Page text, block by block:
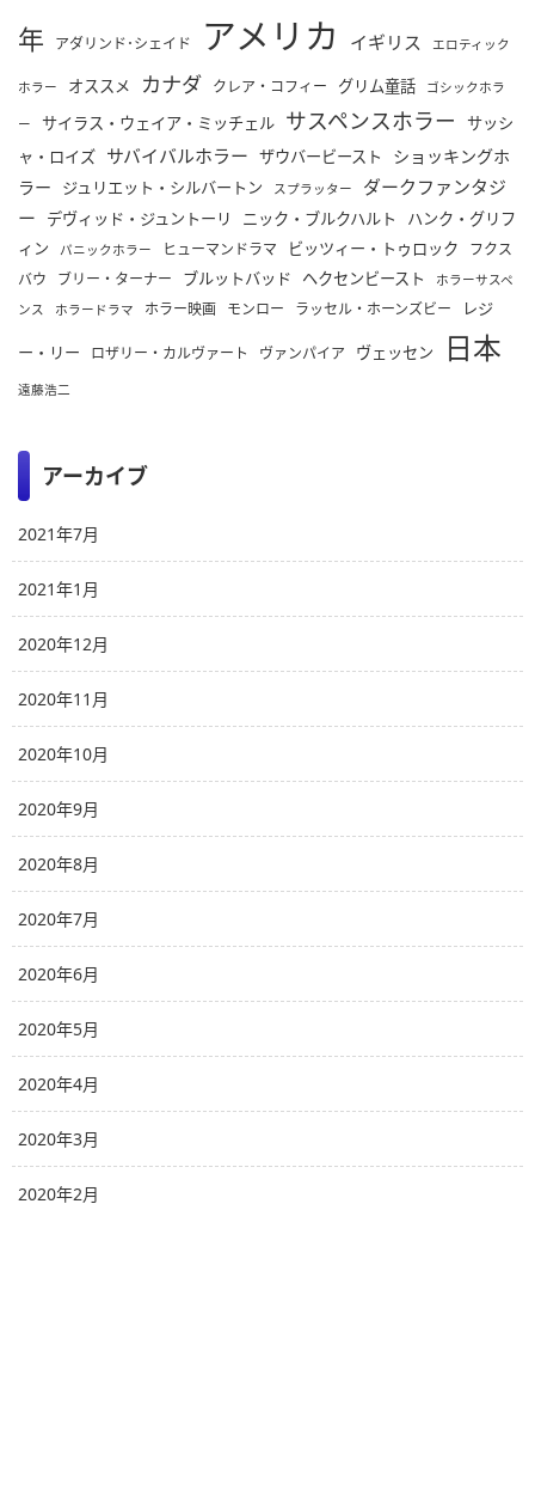
年
アダリンド･シェイド アメリカ イギリス エロティック
ホラー オススメ カナダ クレア・コフィー グリム童話 ゴシックホラ
ー サイラス・ウェイア・ミッチェル サスペンスホラー
サッシ
ャ・ロイズ サバイバルホラー ザウバービースト
ショッキングホ
ラー
ジュリエット・シルバートン スプラッター
ダークファンタジ
ー
デヴィッド・ジュントーリ ニック・ブルクハルト
ハンク・グリフ
ィン
パニックホラー ヒューマンドラマ ビッツィー・トゥロック
フクス
バウ
ブリー・ターナー ブルットバッド ヘクセンビースト
ホラーサスペ
ンス
ホラードラマ ホラー映画 モンロー ラッセル・ホーンズビー レジ
ー・リー ロザリー・カルヴァート ヴァンパイア ヴェッセン 日本
遠藤浩二
アーカイブ
2021年7月
2021年1月
2020年12月
2020年11月
2020年10月
2020年9月
2020年8月
2020年7月
2020年6月
2020年5月
2020年4月
2020年3月
2020年2月